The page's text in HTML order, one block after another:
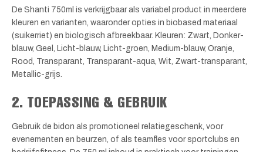
De Shanti 750ml is verkrijgbaar als variabel product in meerdere
kleuren en varianten, waaronder opties in biobased materiaal
(suikerriet) en biologisch afbreekbaar. Kleuren: Zwart, Donker-
blauw, Geel, Licht-blauw, Licht-groen, Medium-blauw, Oranje,
Rood, Transparant, Transparant-aqua, Wit, Zwart-transparant,
Metallic-grijs.
2. TOEPASSING & GEBRUIK
Gebruik de bidon als promotioneel relatiegeschenk, voor
evenementen en beurzen, of als teamfles voor sportclubs en